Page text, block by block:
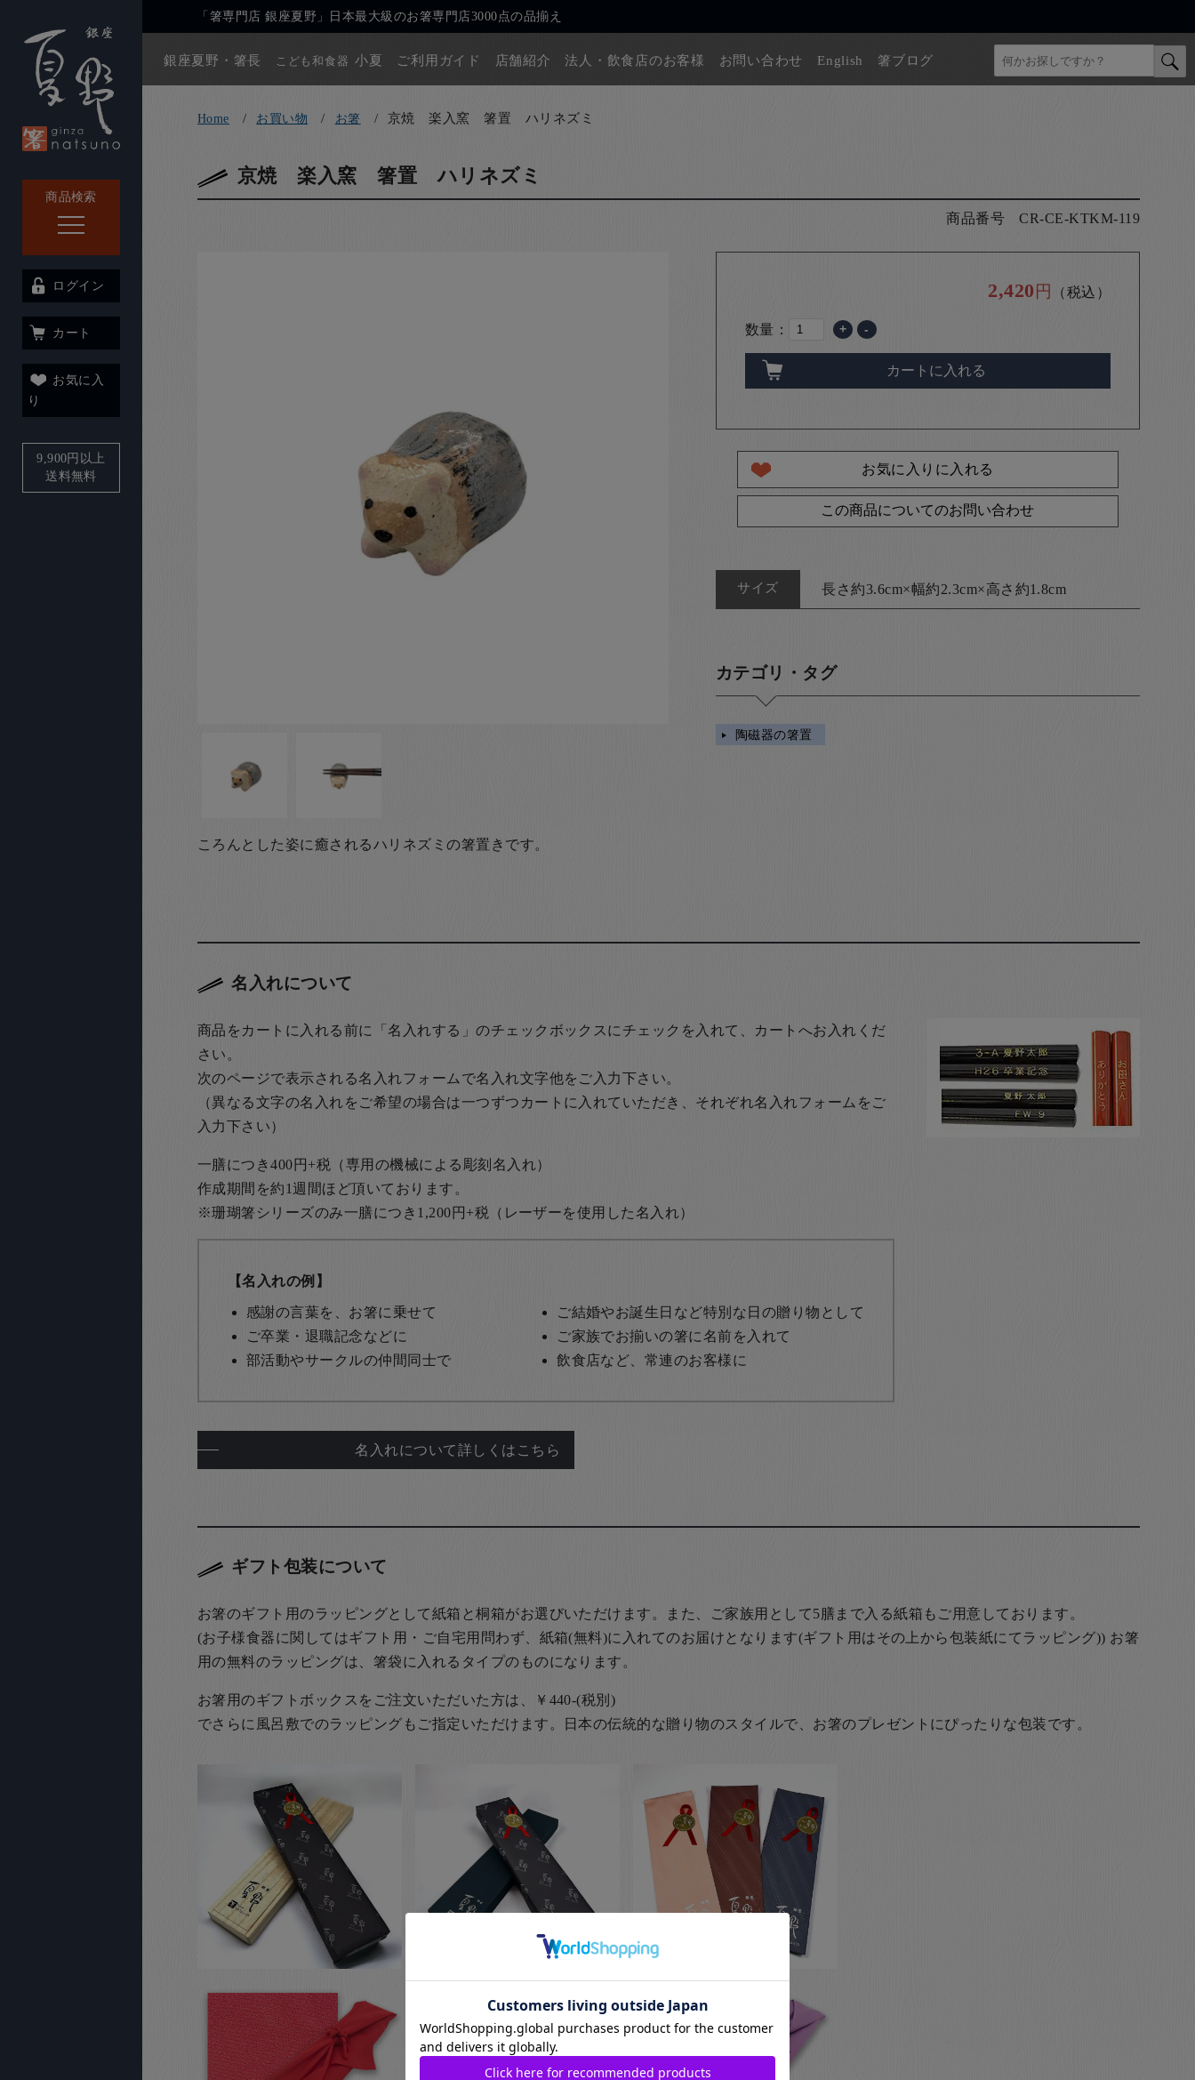
商品検索
「箸専門店 銀座夏野」日本最大級のお箸専門店3000点の品揃え
銀座夏野・箸長 こども和食器 小夏 ご利用ガイド 店舗紹介 法人・飲食店のお客様 お問い合わせ English 箸ブログ
ログイン
カート
お気に入
り
9,900円以上
送料無料
Home お買い物 お箸 京焼 楽入窯 箸置 ハリネズミ
京焼 楽入窯 箸置 ハリネズミ
商品番号 CR-CE-KTKM-119
ころんとした姿に癒されるハリネズミの箸置きです。
2,420 円 （税込）
数量： + -
カートに入れる
お気に入りに入れる
この商品についてのお問い合わせ
サイズ 長さ約3.6cm×幅約2.3cm×高さ約1.8cm
カテゴリ・タグ
陶磁器の箸置
名入れについて
商品をカートに入れる前に「名入れする」のチェックボックスにチェックを入れて、カートへお入れくだ
さい。
次のページで表示される名入れフォームで名入れ文字他をご入力下さい。
（異なる文字の名入れをご希望の場合は一つずつカートに入れていただき、それぞれ名入れフォームをご
入力下さい）
一膳につき400円+税（専用の機械による彫刻名入れ）
作成期間を約1週間ほど頂いております。
※珊瑚箸シリーズのみ一膳につき1,200円+税
（レーザーを使用した名入れ）
【名入れの例】
感謝の言葉を、お箸に乗せて
ご結婚やお誕生日など特別な日の贈り物として
ご卒業・退職記念などに
ご家族でお揃いの箸に名前を入れて
部活動やサークルの仲間同士で
飲食店など、常連のお客様に
名入れについて詳しくはこちら
ギフト包装について
お箸のギフト用のラッピングとして紙箱と桐箱がお選びいただけます。また、ご家族用として5膳まで入る紙箱もご用意しております。
(お子様食器に関してはギフト用・ご自宅用問わず、紙箱(無料)に入れてのお届けとなります(ギフト用はその上から包装紙にてラッピング)) お箸
用の無料のラッピングは、箸袋に入れるタイプのものになります。
お箸用のギフトボックスをご注文いただいた方は、￥440-(税別)
でさらに風呂敷でのラッピングもご指定いただけます。日本の伝統的な贈り物のスタイルで、お箸のプレゼントにぴったりな包装です。